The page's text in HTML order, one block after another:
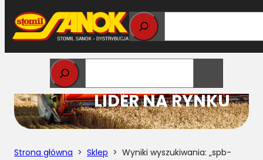
Przejdź
do
treści
STOMIL
LIDER NA RYNKU
Strona główna > Sklep > Wyniki wyszukiwania: „spb-